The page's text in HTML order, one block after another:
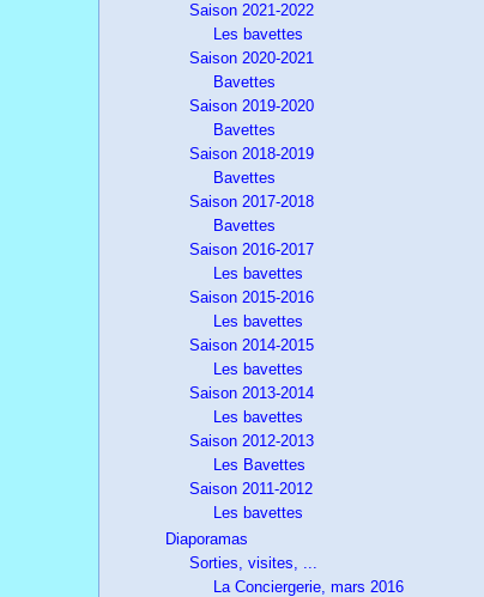
Saison 2021-2022
Les bavettes
Saison 2020-2021
Bavettes
Saison 2019-2020
Bavettes
Saison 2018-2019
Bavettes
Saison 2017-2018
Bavettes
Saison 2016-2017
Les bavettes
Saison 2015-2016
Les bavettes
Saison 2014-2015
Les bavettes
Saison 2013-2014
Les bavettes
Saison 2012-2013
Les Bavettes
Saison 2011-2012
Les bavettes
Diaporamas
Sorties, visites, ...
La Conciergerie, mars 2016